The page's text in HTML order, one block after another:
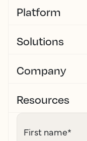
Platform
Solutions
Company
Resources
First name*